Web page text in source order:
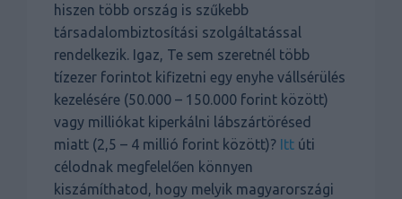
hiszen több ország is szűkebb
társadalombiztosítási szolgáltatással
rendelkezik. Igaz, Te sem szeretnél több
tízezer forintot kifizetni egy enyhe vállsérülés
kezelésére (50.000 – 150.000 forint között)
vagy milliókat kiperkálni lábszártörésed
miatt (2,5 – 4 millió forint között)? Itt úti
célodnak megfelelően könnyen
kiszámíthatod, hogy melyik magyarországi